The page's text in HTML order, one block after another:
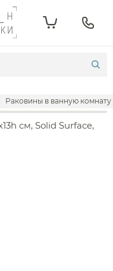
Раковины в ванную комнату
см, Solid Surface,